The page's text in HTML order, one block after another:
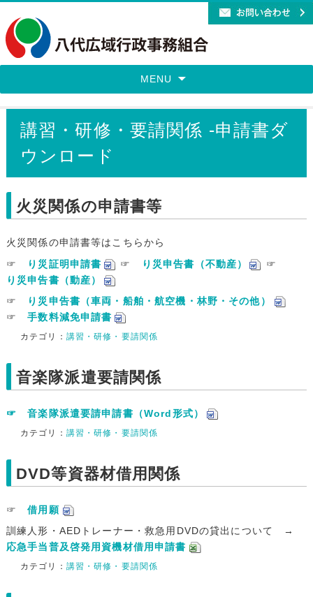
MENU
講習・研修・要請関係 -申請書ダ
ウンロード
火災関係の申請書等
火災関係の申請書等はこちらから
☞
り災証明申請書 ☞ り災申告書（不動産）
☞
り災申告書（動産）
☞
り災申告書（車両・船舶・航空機・林野・その他）
☞手数料減免申請書
カテゴリ： 講習・研修・要請関係
音楽隊派遣要請関係
☞ 音楽隊派遣要請申請書（Word形式）
カテゴリ： 講習・研修・要請関係
DVD等資器材借用関係
☞借用願
訓練人形・AEDトレーナー・救急用DVDの貸出について →
応急手当普及啓発用資機材借用申請書
カテゴリ： 講習・研修・要請関係